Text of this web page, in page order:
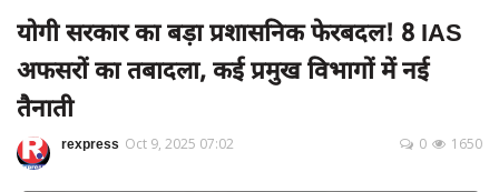
Home
Contact
Gallery
Terms & Conditions
रोजगार समाचार
योगी सरकार का बड़ा प्रशासनिक फेरबदल! 8 IAS
अफसरों का तबादला, कई प्रमुख विभागों में नई
तैनाती
rexpress Oct 9, 2025 07:02 1650
0